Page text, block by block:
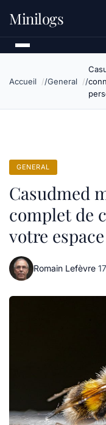
Minilogs
Accueil General
GENERAL
Casudmed
complet de
votre
Romain Lefèvre·